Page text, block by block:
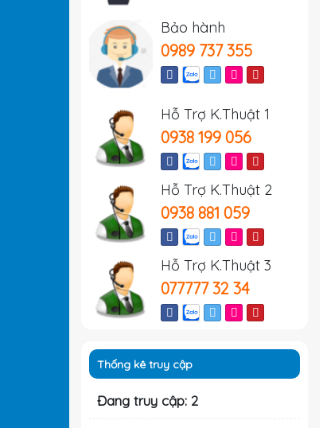
Bảo hành
0989 737 355
Hỗ Trợ K.Thuật 1
0938 199 056
Hỗ Trợ K.Thuật 2
0938 881 059
Hỗ Trợ K.Thuật 3
077777 32 34
Thống kê truy cập
Đang truy cập: 2